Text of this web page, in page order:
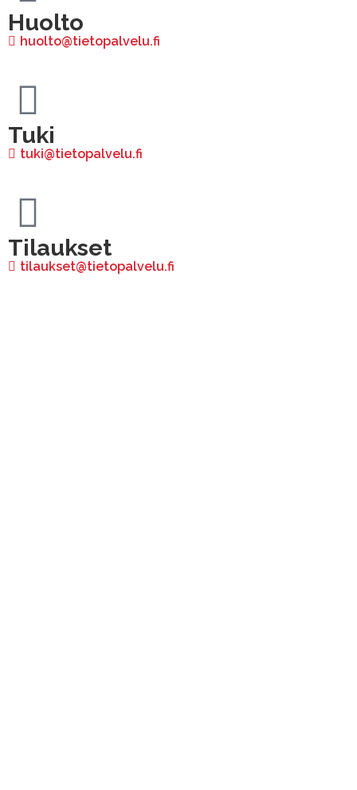
Huolto
huolto@tietopalvelu.fi
Tuki
tuki@tietopalvelu.fi
Tilaukset
tilaukset@tietopalvelu.fi